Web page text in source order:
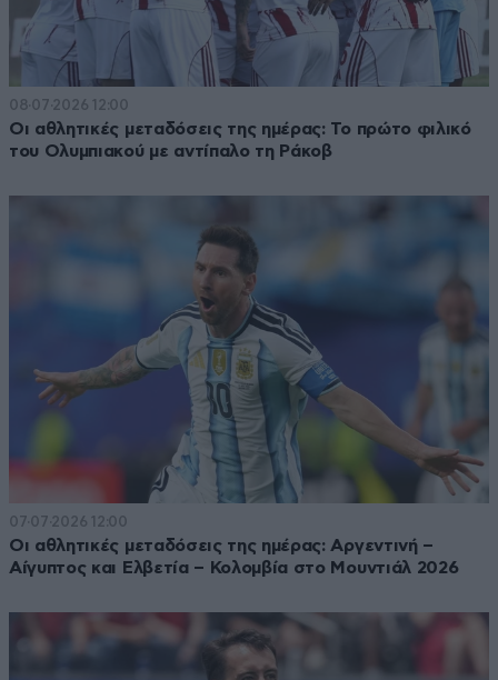
08·07·2026 12:00
Οι αθλητικές μεταδόσεις της ημέρας: Το πρώτο φιλικό
του Ολυμπιακού με αντίπαλο τη Ράκοβ
07·07·2026 12:00
Οι αθλητικές μεταδόσεις της ημέρας: Αργεντινή –
Αίγυπτος και Ελβετία – Κολομβία στο Μουντιάλ 2026